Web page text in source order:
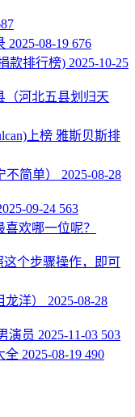
2025-08-19 676
款排行榜) 2025-10-25
（河北五县划归天
上榜 雅斯贝斯排
简单）
2025-08-28
09-24 563
欢哪一位呢？
这个步骤操作，即可
洋）
2025-08-28
演员 2025-11-03 503
全 2025-08-19 490